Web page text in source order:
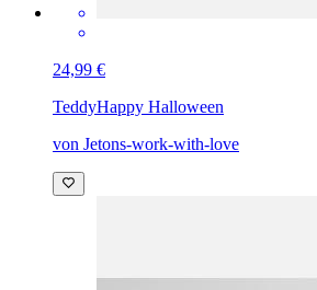
24,99 €
TeddyHappy Halloween
von Jetons-work-with-love